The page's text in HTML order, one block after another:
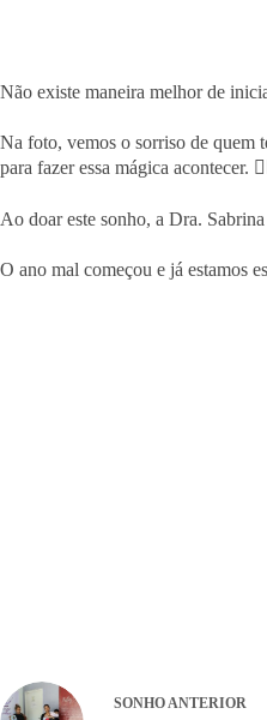
Não existe maneira melhor de
Na foto, vemos o sorriso de quem
para fazer essa mágica acontecer.
Ao doar este sonho, a Dra.
O ano mal começou e já estamos
SONHO ANTERIOR